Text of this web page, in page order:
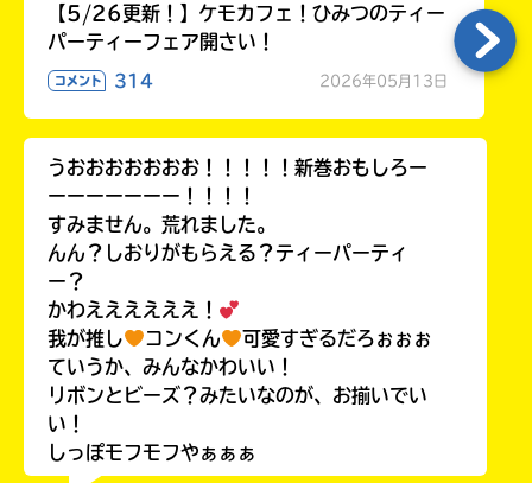
【5/26更新！】ケモカフェ！ひみつのティー
パーティーフェア開さい！
コメント 314 2026年05月13日
うおおおおおおお！！！！！新巻おもしろー
ーーーーーーー！！！！
すみません。荒れました。
んん？しおりがもらえる？ティーパーティ
ー？
かわええええええ！
我が推し
コンくん
可愛すぎるだろぉぉぉ
ていうか、みんなかわいい！
リボンとビーズ？みたいなのが、お揃いでい
い！
しっぽモフモフやぁぁぁ